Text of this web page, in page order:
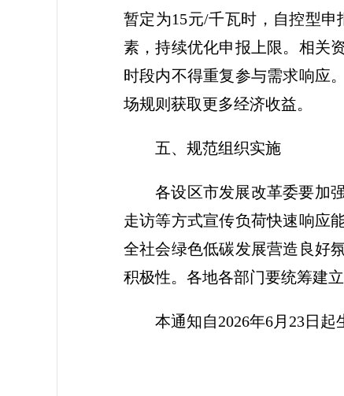
暂定为15元/千瓦时，自控型
素，持续优化申报上限。相关
时段内不得重复参与需求响应
场规则获取更多经济收益。
五、规范组织实施
各设区市发展改革委要加
走访等方式宣传负荷快速响应
全社会绿色低碳发展营造良好
积极性。各地各部门要统筹建
本通知自2026年6月23日起